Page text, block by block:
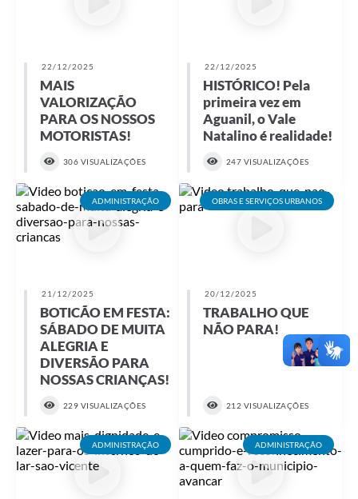
22/12/2025
MAIS
VALORIZAÇÃO
PARA OS NOSSOS
MOTORISTAS!
306 VISUALIZAÇÕES
22/12/2025
HISTÓRICO! Pela
primeira vez em
Aguanil, o Vale
Natalino é realidade!
247 VISUALIZAÇÕES
ADMINISTRAÇÃO
21/12/2025
BOTICÃO EM FESTA:
SÁBADO DE MUITA
ALEGRIA E
DIVERSÃO PARA
NOSSAS CRIANÇAS!
229 VISUALIZAÇÕES
OBRAS E SERVIÇOS URBANOS
20/12/2025
TRABALHO QUE
NÃO PARA!
212 VISUALIZAÇÕES
ADMINISTRAÇÃO ADMINISTRAÇÃO